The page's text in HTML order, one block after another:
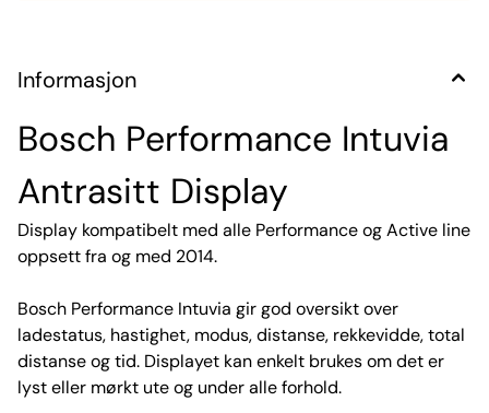
Informasjon
Bosch Performance Intuvia
Antrasitt Display
Display kompatibelt med alle Performance og Active line
oppsett fra og med 2014.
Bosch Performance Intuvia gir god oversikt over
ladestatus, hastighet, modus, distanse, rekkevidde, total
distanse og tid. Displayet kan enkelt brukes om det er
lyst eller mørkt ute og under alle forhold.